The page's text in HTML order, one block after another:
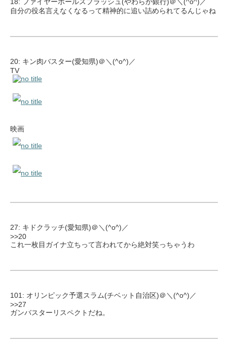
自分の役名言えなくなるって精神的に追い詰められてるんじゃね
20: キン肉バスター(愛知県)＠＼(^o^)／
TV
映画
27: キドクラッチ(愛知県)＠＼(^o^)／
>>20
これ一枚目ガイナ立ちって言われてから絶対笑っちゃうわ
101: オリンピック予選スラム(チベット自治区)＠＼(^o^)／
>>27
ガンバスターリスペクトだね。